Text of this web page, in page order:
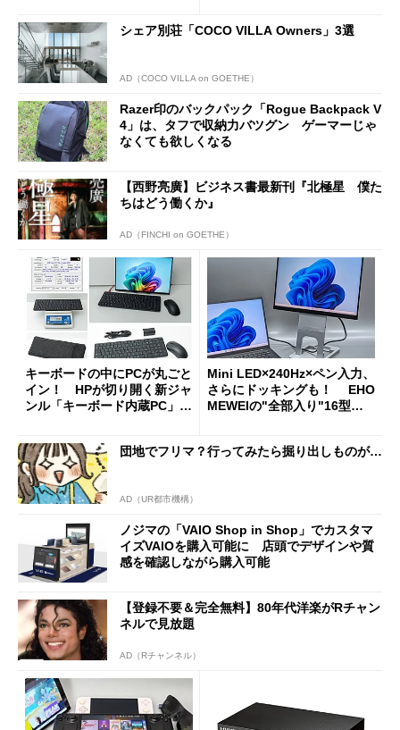
シェア別荘「COCO VILLA Owners」3選
AD（COCO VILLA on GOETHE）
Razer印のバックパック「Rogue Backpack V
4」は、タフで収納力バツグン ゲーマーじゃ
なくても欲しくなる
【西野亮廣】ビジネス書最新刊『北極星 僕た
ちはどう働くか』
AD（FINCHI on GOETHE）
キーボードの中にPCが丸ごと
イン！ HPが切り開く新ジャ
ンル「キーボード内蔵PC」の
Mini LED×240Hz×ペン入力、
さらにドッキングも！ EHO
MEWEIの"全部入り"16型モ
団地でフリマ？行ってみたら掘り出しものが…
AD（UR都市機構）
ノジマの「VAIO Shop in Shop」でカスタマ
イズVAIOを購入可能に 店頭でデザインや質
感を確認しながら購入可能
【登録不要＆完全無料】80年代洋楽がRチャン
ネルで見放題
AD（Rチャンネル）